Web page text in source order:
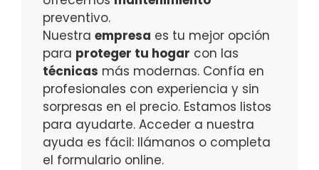
preventivo.
Nuestra empresa es tu mejor opción
para proteger tu hogar con las
técnicas más modernas. Confía en
profesionales con experiencia y sin
sorpresas en el precio. Estamos listos
para ayudarte. Acceder a nuestra
ayuda es fácil: llámanos o completa
el formulario online.